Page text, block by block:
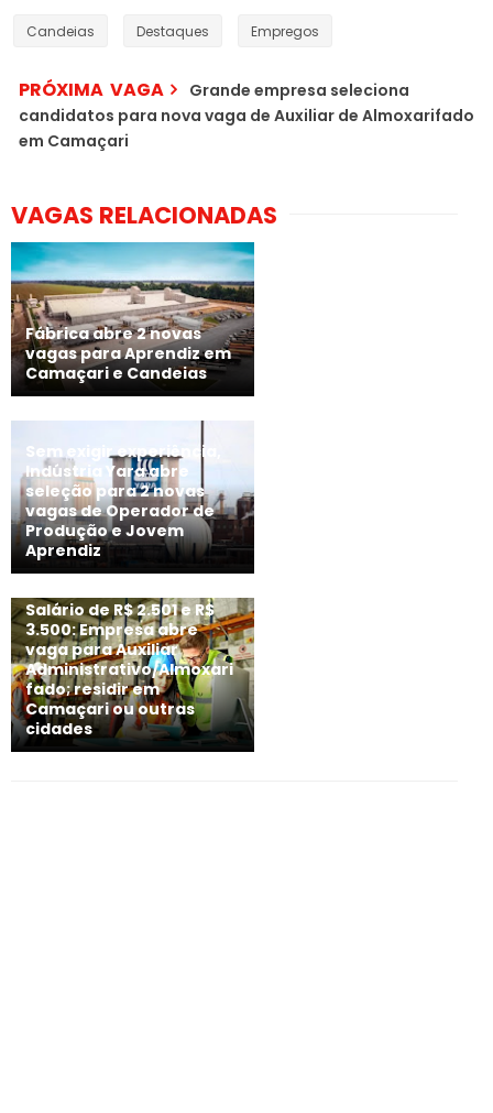
Candeias Destaques Empregos
PRÓXIMA VAGA
Grande empresa seleciona
candidatos para nova vaga de Auxiliar de Almoxarifado
em Camaçari
VAGAS RELACIONADAS
Fábrica abre 2 novas
vagas para Aprendiz em
Camaçari e Candeias
Sem exigir experiência,
Indústria Yara abre
seleção para 2 novas
vagas de Operador de
Produção e Jovem
Aprendiz
Salário de R$ 2.501 e R$
3.500: Empresa abre
vaga para Auxiliar
Administrativo/Almoxari
fado; residir em
Camaçari ou outras
cidades